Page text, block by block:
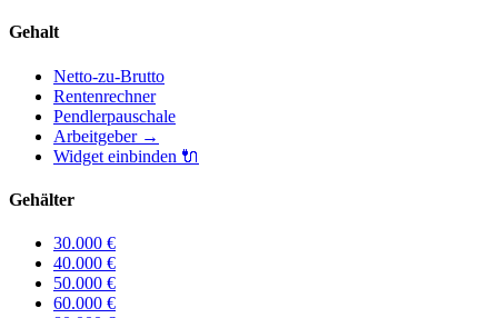
Gehalt
Netto-zu-Brutto
Rentenrechner
Pendlerpauschale
Arbeitgeber→
Widget einbinden 🔌
Gehälter
30.000 €
40.000 €
50.000 €
60.000 €